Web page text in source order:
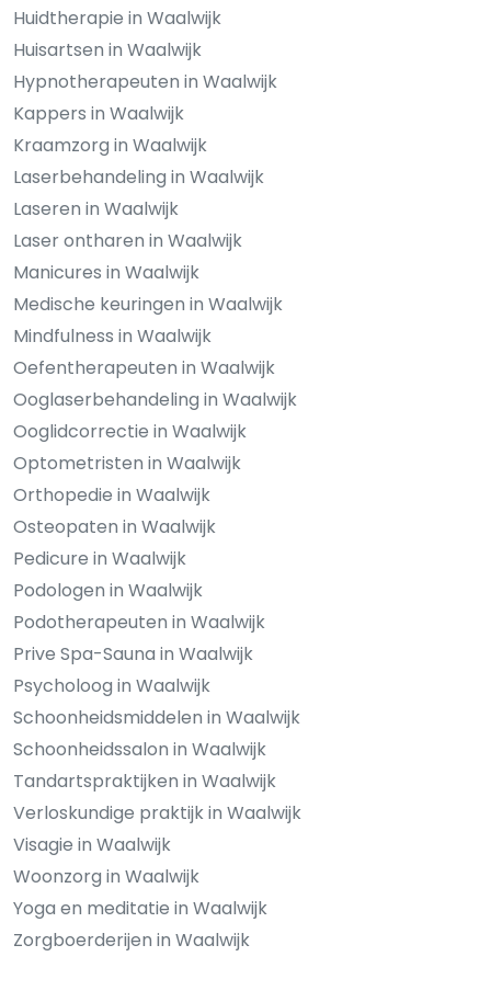
Huidtherapie in Waalwijk
Huisartsen in Waalwijk
Hypnotherapeuten in Waalwijk
Kappers in Waalwijk
Kraamzorg in Waalwijk
Laserbehandeling in Waalwijk
Laseren in Waalwijk
Laser ontharen in Waalwijk
Manicures in Waalwijk
Medische keuringen in Waalwijk
Mindfulness in Waalwijk
Oefentherapeuten in Waalwijk
Ooglaserbehandeling in Waalwijk
Ooglidcorrectie in Waalwijk
Optometristen in Waalwijk
Orthopedie in Waalwijk
Osteopaten in Waalwijk
Pedicure in Waalwijk
Podologen in Waalwijk
Podotherapeuten in Waalwijk
Prive Spa-Sauna in Waalwijk
Psycholoog in Waalwijk
Schoonheidsmiddelen in Waalwijk
Schoonheidssalon in Waalwijk
Tandartspraktijken in Waalwijk
Verloskundige praktijk in Waalwijk
Visagie in Waalwijk
Woonzorg in Waalwijk
Yoga en meditatie in Waalwijk
Zorgboerderijen in Waalwijk